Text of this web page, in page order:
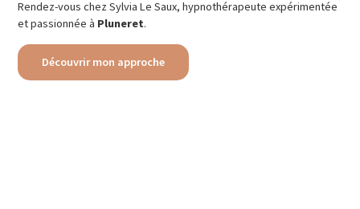
Rendez-vous chez Sylvia Le Saux, hypnothérapeute expérimentée
et passionnée à Pluneret.
Découvrir mon approche